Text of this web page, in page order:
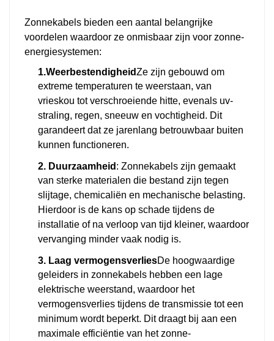
Zonnekabels bieden een aantal belangrijke
voordelen waardoor ze onmisbaar zijn voor zonne-
energiesystemen:
1.WeerbestendigheidZe zijn gebouwd om
extreme temperaturen te weerstaan, van
vrieskou tot verschroeiende hitte, evenals uv-
straling, regen, sneeuw en vochtigheid. Dit
garandeert dat ze jarenlang betrouwbaar buiten
kunnen functioneren.
2. Duurzaamheid : Zonnekabels zijn gemaakt
van sterke materialen die bestand zijn tegen
slijtage, chemicaliën en mechanische belasting.
Hierdoor is de kans op schade tijdens de
installatie of na verloop van tijd kleiner, waardoor
vervanging minder vaak nodig is.
3. Laag vermogensverliesDe hoogwaardige
geleiders in zonnekabels hebben een lage
elektrische weerstand, waardoor het
vermogensverlies tijdens de transmissie tot een
minimum wordt beperkt. Dit draagt bij aan een
maximale efficiëntie van het zonne-